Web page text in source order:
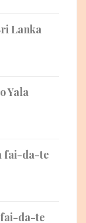
Lanka
Yala
fai-da-te
da-te